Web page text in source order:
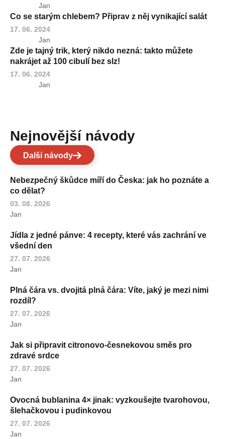
Jan
Co se starým chlebem? Připrav z něj vynikající salát
17. 06. 2024
Jan
Zde je tajný trik, který nikdo nezná: takto můžete
nakrájet až 100 cibulí bez slz!
17. 06. 2024
Jan
Nejnovější návody
Další návody
Nebezpečný škůdce míří do Česka: jak ho poznáte a
co dělat?
03. 08. 2026
Jan
Jídla z jedné pánve: 4 recepty, které vás zachrání ve
všední den
27. 07. 2026
Jan
Plná čára vs. dvojitá plná čára: Víte, jaký je mezi nimi
rozdíl?
27. 07. 2026
Jan
Jak si připravit citronovo-česnekovou směs pro
zdravé srdce
27. 07. 2026
Jan
Ovocná bublanina 4× jinak: vyzkoušejte tvarohovou,
šlehačkovou i pudinkovou
27. 07. 2026
Jan